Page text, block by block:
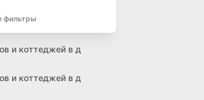
фильтры
и коттеджей в д
и коттеджей в д